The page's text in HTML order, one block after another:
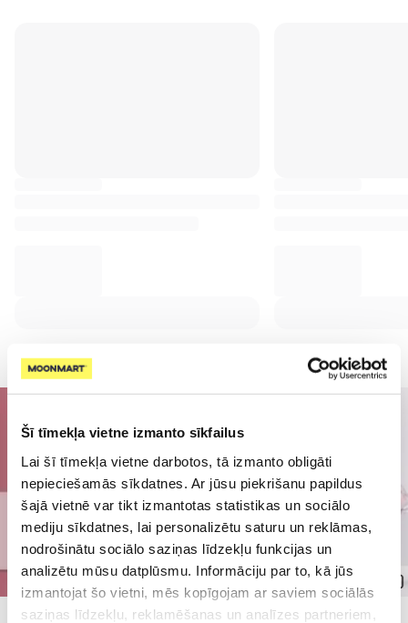
Šī tīmekļa vietne izmanto sīkfailus
Lai šī tīmekļa vietne darbotos, tā izmanto obligāti
nepieciešamās sīkdatnes. Ar jūsu piekrišanu papildus
šajā vietnē var tikt izmantotas statistikas un sociālo
mediju sīkdatnes, lai personalizētu saturu un reklāmas,
nodrošinātu sociālo saziņas līdzekļu funkcijas un
analizētu mūsu datplūsmu. Informāciju par to, kā jūs
izmantojat šo vietni, mēs kopīgojam ar saviem sociālās
saziņas līdzekļu, reklamēšanas un analīzes partneriem,